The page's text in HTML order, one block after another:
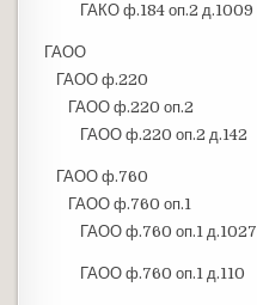
ГАКО ф.184 оп.2 д.1009
ГАОО
ГАОО ф.220
ГАОО ф.220 оп.2
ГАОО ф.220 оп.2 д.142
ГАОО ф.760
ГАОО ф.760 оп.1
ГАОО ф.760 оп.1 д.1027
ГАОО ф.760 оп.1 д.110